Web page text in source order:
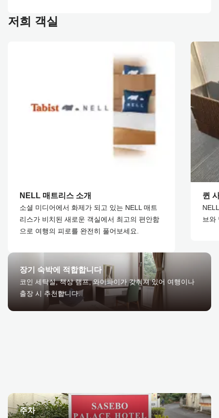
저희 객실
NELL 매트리스 소개
소셜 미디어에서 화제가 되고 있는 NELL 매트
리스가 비치된 새로운 객실에서 최고의 편안함
으로 여행의 피로를 완전히 풀어보세요.
퀸
브와
장기 숙박에 적합합니다
코인 세탁실, 책상 램프, 와이파이가 갖춰져 있어 여행이나
출장 시 추천합니다.
주차